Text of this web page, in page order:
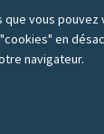
que vous pouvez
en
navigateur.